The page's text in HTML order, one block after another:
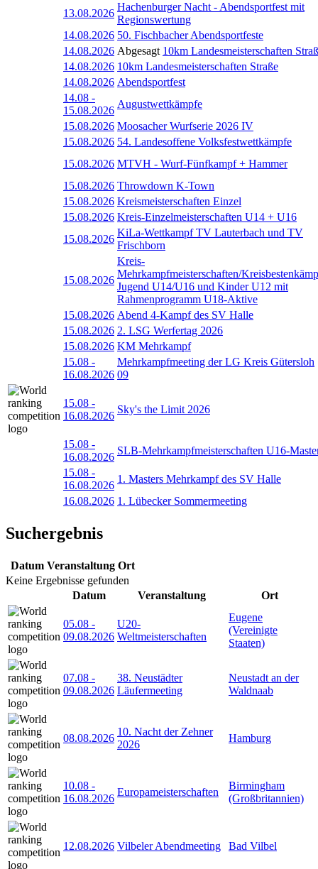
13.08.2026
Hachenburger Nacht - Abendsportfest mit
Regionswertung
14.08.2026 50. Fischbacher Abendsportfeste
14.08.2026 Abgesagt 10km Landesmeisterschaften
14.08.2026 10km Landesmeisterschaften Straße
14.08.2026 Abendsportfest
14.08 -
15.08.2026
Augustwettkämpfe
15.08.2026 Moosacher Wurfserie 2026 IV
15.08.2026 54. Landesoffene Volksfestwettkämpfe
15.08.2026 MTVH - Wurf-Fünfkampf + Hammer
15.08.2026 Throwdown K-Town
15.08.2026 Kreismeisterschaften Einzel
15.08.2026 Kreis-Einzelmeisterschaften U14 + U16
15.08.2026
KiLa-Wettkampf TV Lauterbach und TV
Frischborn
15.08.2026
Kreis-
Mehrkampfmeisterschaften/
Jugend U14/U16 und Kinder U12 mit
Rahmenprogramm U18-Aktive
15.08.2026 Abend 4-Kampf des SV Halle
15.08.2026 2. LSG Werfertag 2026
15.08.2026 KM Mehrkampf
15.08 -
16.08.2026
Mehrkampfmeeting der LG Kreis Gütersloh
09
15.08 -
16.08.2026
Sky's the Limit 2026
15.08 -
16.08.2026
SLB-Mehrkampfmeisterschaften U16-
15.08 -
16.08.2026
1. Masters Mehrkampf des SV Halle
16.08.2026 1. Lübecker Sommermeeting
Suchergebnis
Datum Veranstaltung Ort
Keine Ergebnisse gefunden
Datum
Veranstaltung Ort
05.08 -
09.08.2026
U20-
Weltmeisterschaften
Eugene
(Vereinigte
Staaten)
07.08 -
09.08.2026
38. Neustädter
Läufermeeting
Neustadt an der
Waldnaab
08.08.2026
10. Nacht der Zehner
2026
Hamburg
10.08 -
16.08.2026
Europameisterschaften
Birmingham
(Großbritannien)
12.08.2026 Vilbeler Abendmeeting Bad Vilbel